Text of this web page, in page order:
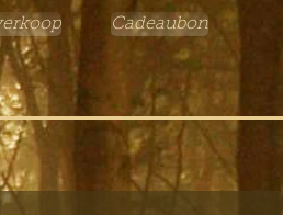
Cadeaubon